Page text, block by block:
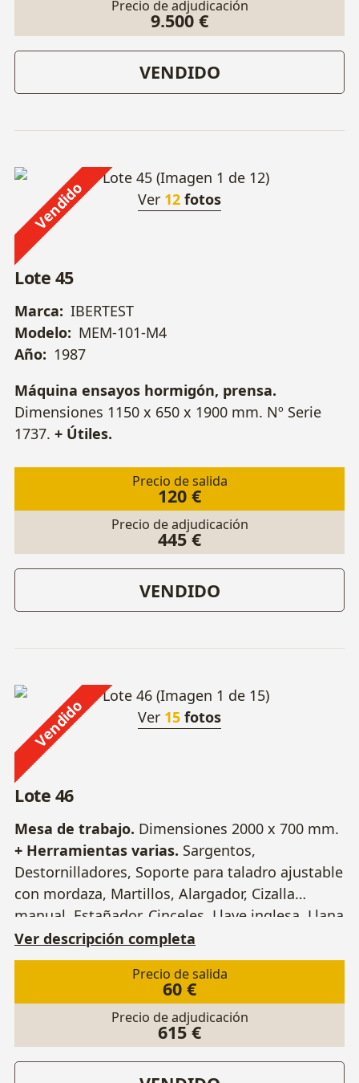
Precio de adjudicación
9.500 €
VENDIDO
Vendido Ver 12 fotos
Lote 45
Marca: IBERTEST
Modelo: MEM-101-M4
Año: 1987
Máquina ensayos hormigón, prensa.
Dimensiones 1150 x 650 x 1900 mm. Nº Serie
1737. + Útiles.
Precio de salida
120 €
Precio de adjudicación
445 €
VENDIDO
Vendido Ver 15 fotos
Lote 46
Mesa de trabajo. Dimensiones 2000 x 700 mm.
+ Herramientas varias. Sargentos,
Destornilladores, Soporte para taladro ajustable
con mordaza, Martillos, Alargador, Cizalla
manual, Estañador, Cinceles, Llave inglesa, Llana
de acero dentada, Pistola de espuma de
poliuretano...+ Tornillos de banco.2 Unidades.
Ver descripción completa
Precio de salida
60 €
Precio de adjudicación
615 €